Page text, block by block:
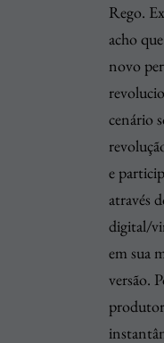
Rego.
acho
novo
cenário
e
através
digital/
em sua
versão.